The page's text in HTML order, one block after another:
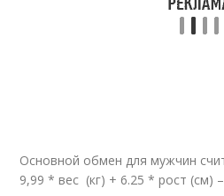
Основной обмен для мужчин
9,99 * вес (кг) + 6.25 * рост (см)